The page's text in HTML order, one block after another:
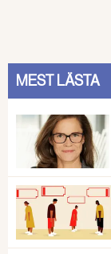
MEST LÄSTA